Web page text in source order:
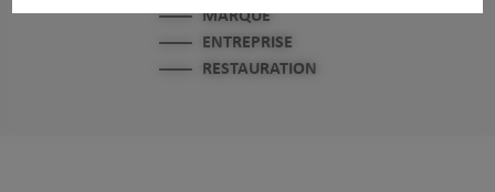
MARQUE
ENTREPRISE
RESTAURATION